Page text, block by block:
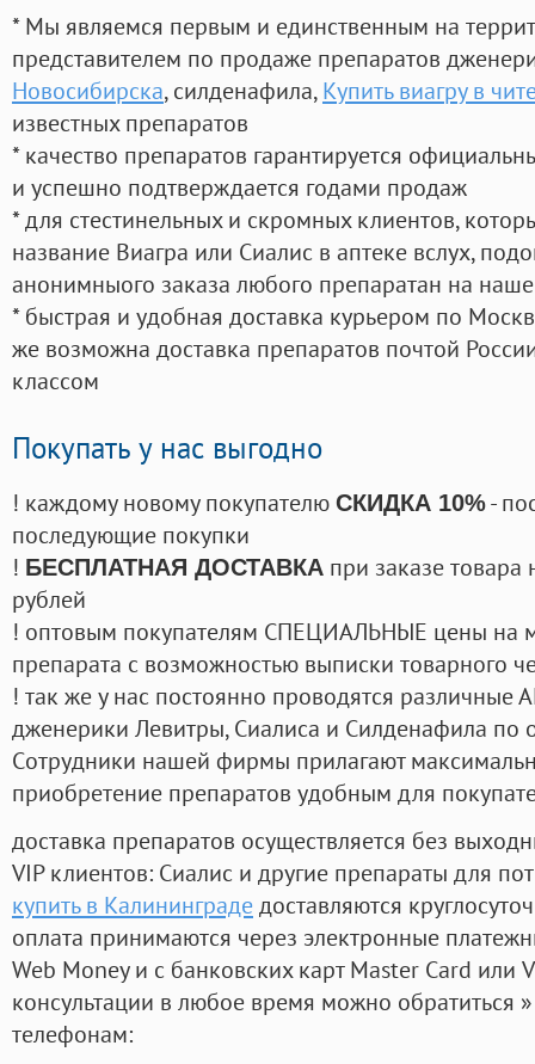
* Мы являемся первым и единственным на
представителем по продаже препаратов
Новосибирска, силденафила, Купить виагру в
известных препаратов
* качество препаратов гарантируется
и успешно подтверждается годами продаж
* для стестинельных и скромных клиентов,
название Виагра или Сиалис в аптеке вслух,
анонимныого заказа любого препаратан на
* быстрая и удобная доставка курьером по
же возможна доставка препаратов почтой
классом
Покупать у нас выгодно
! каждому новому покупателю СКИДКА 10%-
последующие покупки
! БЕСПЛАТНАЯ ДОСТАВКА при заказе
рублей
! оптовым покупателям СПЕЦИАЛЬНЫЕ цены на
препарата с возможностью выписки товарного
! так же у нас постоянно проводятся
дженерики Левитры, Сиалиса и Силденафила по
Cотрудники нашей фирмы прилагают
приобретение препаратов удобным для
доставка препаратов осуществляется без
VIP клиентов: Сиалис и другие препараты для
купить в Калининградедоставляются
оплата принимаются через электронные
Web Money и с банковских карт Master Card или
консультации в любое время можно обратиться
телефонам: